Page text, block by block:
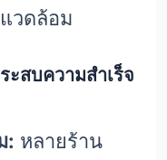
วดล้อม
ะสบความสำเร็จ
: หลายร้าน